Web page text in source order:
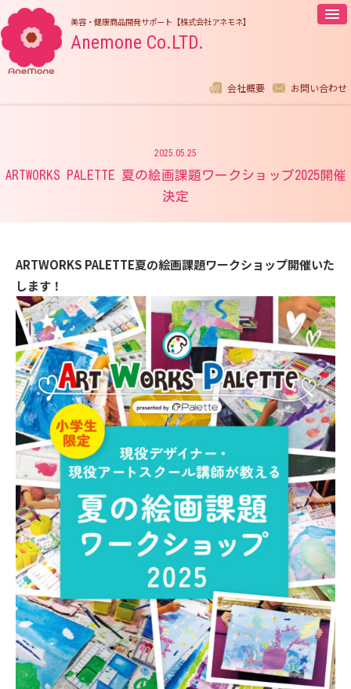
美容・健康商品開発サポート【株式会社アネモネ】
Anemone Co.LTD.
company profile
会社概要 contact
お問い合わせ
2025.05.25
ARTWORKS PALETTE 夏の絵画課題ワークショップ2025開催
決定
ARTWORKS PALETTE夏の絵画課題ワークショップ開催いた
します！